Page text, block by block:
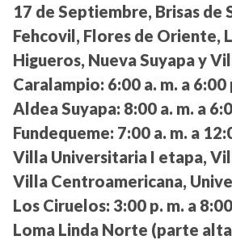
17 de Septiembre, Brisas de
Fehcovil, Flores de Oriente,
Higueros, Nueva Suyapa y
Caralampio: 6:00 a. m. a 6:00
Aldea Suyapa: 8:00 a. m. a
Fundequeme: 7:00 a. m. a
Villa Universitaria I etapa,
Villa Centroamericana,
Los Ciruelos: 3:00 p. m. a
Loma Linda Norte (parte